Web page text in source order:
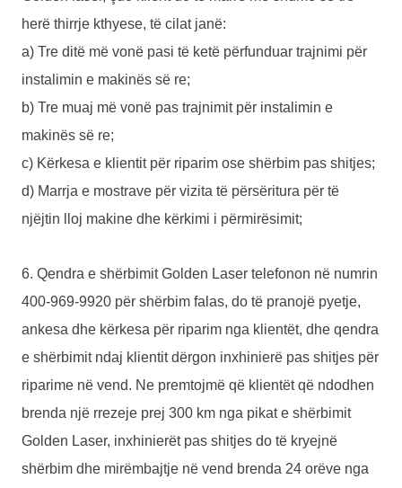
herë thirrje kthyese, të cilat janë:
a) Tre ditë më vonë pasi të ketë përfunduar trajnimi për
instalimin e makinës së re;
b) Tre muaj më vonë pas trajnimit për instalimin e
makinës së re;
c) Kërkesa e klientit për riparim ose shërbim pas shitjes;
d) Marrja e mostrave për vizita të përsëritura për të
njëjtin lloj makine dhe kërkimi i përmirësimit;
6. Qendra e shërbimit Golden Laser telefonon në numrin
400-969-9920 për shërbim falas, do të pranojë pyetje,
ankesa dhe kërkesa për riparim nga klientët, dhe qendra
e shërbimit ndaj klientit dërgon inxhinierë pas shitjes për
riparime në vend. Ne premtojmë që klientët që ndodhen
brenda një rrezeje prej 300 km nga pikat e shërbimit
Golden Laser, inxhinierët pas shitjes do të kryejnë
shërbim dhe mirëmbajtje në vend brenda 24 orëve nga